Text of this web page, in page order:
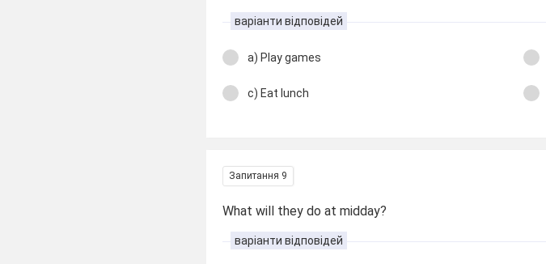
варіанти відповідей
a) Play games
c) Eat lunch
Запитання 9
What will they do at midday?
варіанти відповідей